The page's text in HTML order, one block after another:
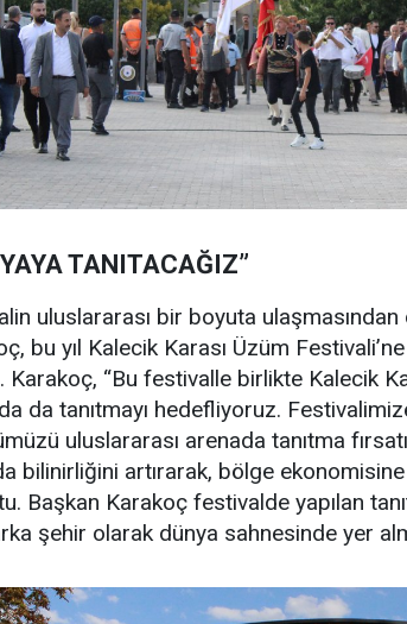
TANITACAĞIZ”
uluslararası bir boyuta
bu yıl Kalecik Karası Üzüm
Karakoç, “Bu festivalle birlikte Kalecik
da tanıtmayı hedefliyoruz.
uluslararası arenada tanıtma
bilinirliğini artırarak, bölge
Başkan Karakoç festivalde yapılan
şehir olarak dünya sahnesinde yer